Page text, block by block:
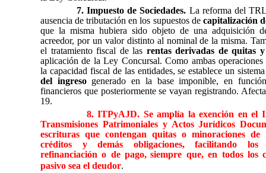
7. Impuesto de Sociedades. La reforma del
ausencia de tributación en los supuestos de capitalización
que la misma hubiera sido objeto de una adquisición
acreedor, por un valor distinto al nominal de la misma.
el tratamiento fiscal de las rentas derivadas de quitas y
aplicación de la Ley Concursal. Como ambas operaciones
la capacidad fiscal de las entidades, se establece un
del ingresogenerado en la base imponible, en
financieros que posteriormente se vayan registrando.
19.
8. ITPyAJD. Se amplía la exención en el
Transmisiones Patrimoniales y Actos Jurídicos
escrituras que contengan quitas o minoraciones de
créditos y demás obligaciones, facilitando los
refinanciación o de pago, siempre que, en todos los
pasivo sea el deudor.